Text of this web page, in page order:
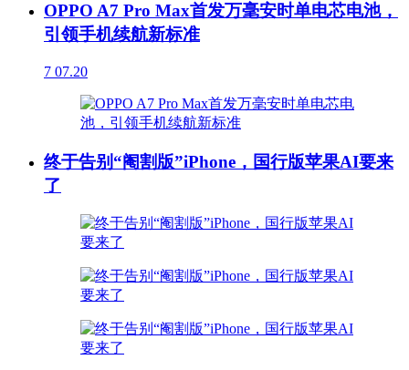
OPPO A7 Pro Max首发万毫安时单电芯电池，
引领手机续航新标准
7 07.20
终于告别“阉割版”iPhone，国行版苹果AI要来
了